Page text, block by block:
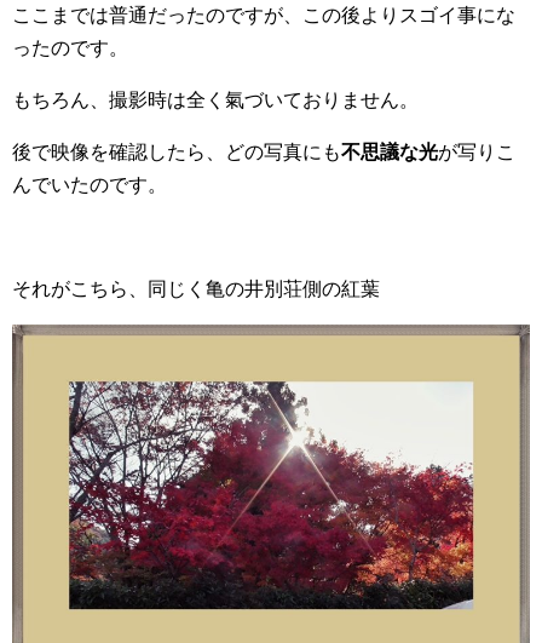
ここまでは普通だったのですが、この後よりスゴイ事にな
ったのです。
もちろん、撮影時は全く氣づいておりません。
後で映像を確認したら、どの写真にも不思議な光が写りこ
んでいたのです。
それがこちら、同じく亀の井別荘側の紅葉